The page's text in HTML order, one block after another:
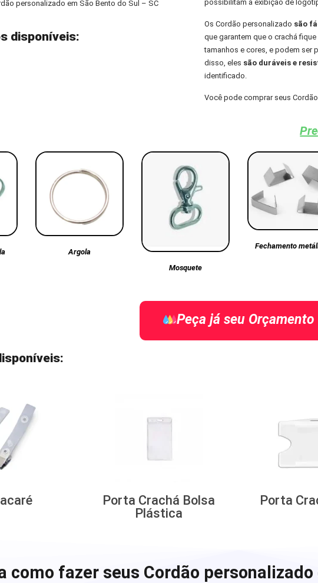
personalizado em São Bento do Sul – SC
disponíveis:
possibilitam a exibição de
Os Cordão personalizado são
que garantem que o crachá
tamanhos e cores, e podem ser
disso, eles são duráveis e
identificado.
Você pode comprar seus
Argola
Mosquete
Fechamento
Peça já seu Orçamento
Porta Crachá Bolsa
Plástica
Porta
como fazer seus Cordão personalizado